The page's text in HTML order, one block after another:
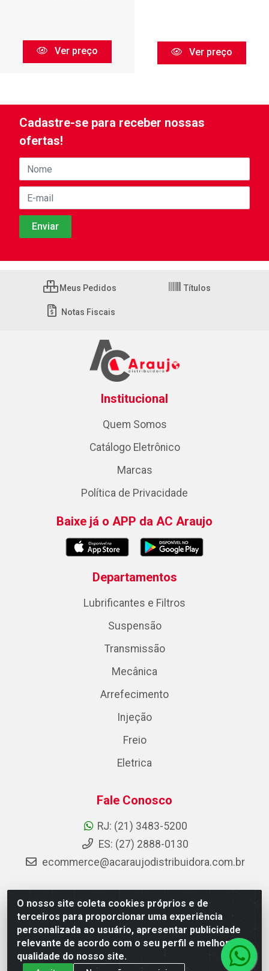
Ver preço Ver preço
O nosso site coleta cookies próprios e de
terceiros para proporcionar uma experiência
personalizada ao usuário, apresentar publicidade
relevante de acordo com o seu perfil e melhorar a
qualidade do nosso site.
Cadastre-se para receber nossas
ofertas!
Meus Pedidos Títulos
Notas Fiscais
Institucional
Quem Somos
Catálogo Eletrônico
Marcas
Política de Privacidade
Baixe já o APP da AC Araujo
Departamentos
Lubrificantes e Filtros
Suspensão
Transmissão
Mecânica
Arrefecimento
Injeção
Freio
Eletrica
Fale Conosco
RJ: (21) 3483-5200
ES: (27) 2888-0130
ecommerce@acaraujodistribuidora.com.br
AC Araujo Distribuidora - Rua Carneiro de Campos, 42 -
São Cristóvão, Rio de Janeiro/RJ - CEP 20.920-410 -
CNPJ 08.744.753/0003-85